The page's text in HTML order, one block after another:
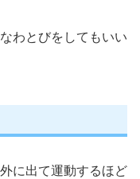
わとびをしてもいい
に出て運動するほど